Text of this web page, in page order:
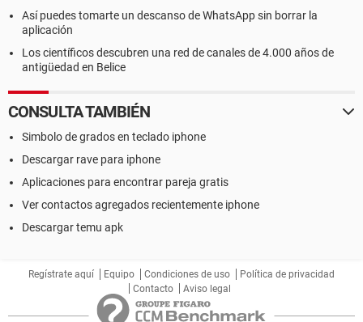
Así puedes tomarte un descanso de WhatsApp sin borrar la
aplicación
Los científicos descubren una red de canales de 4.000 años de
antigüedad en Belice
CONSULTA TAMBIÉN
Simbolo de grados en teclado iphone
Descargar rave para iphone
Aplicaciones para encontrar pareja gratis
Ver contactos agregados recientemente iphone
Descargar temu apk
Regístrate aquí Equipo Condiciones de uso
Política de privacidad
Contacto
Aviso legal